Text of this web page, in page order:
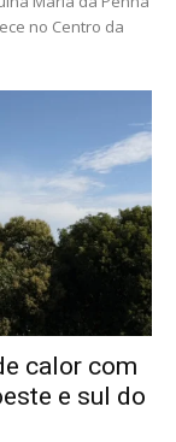
no Centro da
calor com
e sul do